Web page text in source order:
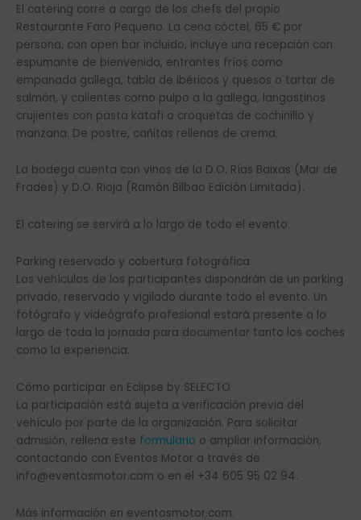
El catering corre a cargo de los chefs del propio
Restaurante Faro Pequeno. La cena cóctel, 65 € por
persona, con open bar incluido, incluye una recepción con
espumante de bienvenida, entrantes fríos como
empanada gallega, tabla de ibéricos y quesos o tartar de
salmón, y calientes como pulpo a la gallega, langostinos
crujientes con pasta katafi o croquetas de cochinillo y
manzana. De postre, cañitas rellenas de crema.
La bodega cuenta con vinos de la D.O. Rías Baixas (Mar de
Frades) y D.O. Rioja (Ramón Bilbao Edición Limitada).
El catering se servirá a lo largo de todo el evento.
Parking reservado y cobertura fotográfica
Los vehículos de los participantes dispondrán de un parking
privado, reservado y vigilado durante todo el evento. Un
fotógrafo y videógrafo profesional estará presente a lo
largo de toda la jornada para documentar tanto los coches
como la experiencia.
Cómo participar en Eclipse by SELECTO
La participación está sujeta a verificación previa del
vehículo por parte de la organización. Para solicitar
admisión, rellena este formulario o ampliar información,
contactando con Eventos Motor a través de
info@eventosmotor.com o en el +34 605 95 02 94.
Más información en eventosmotor.com.